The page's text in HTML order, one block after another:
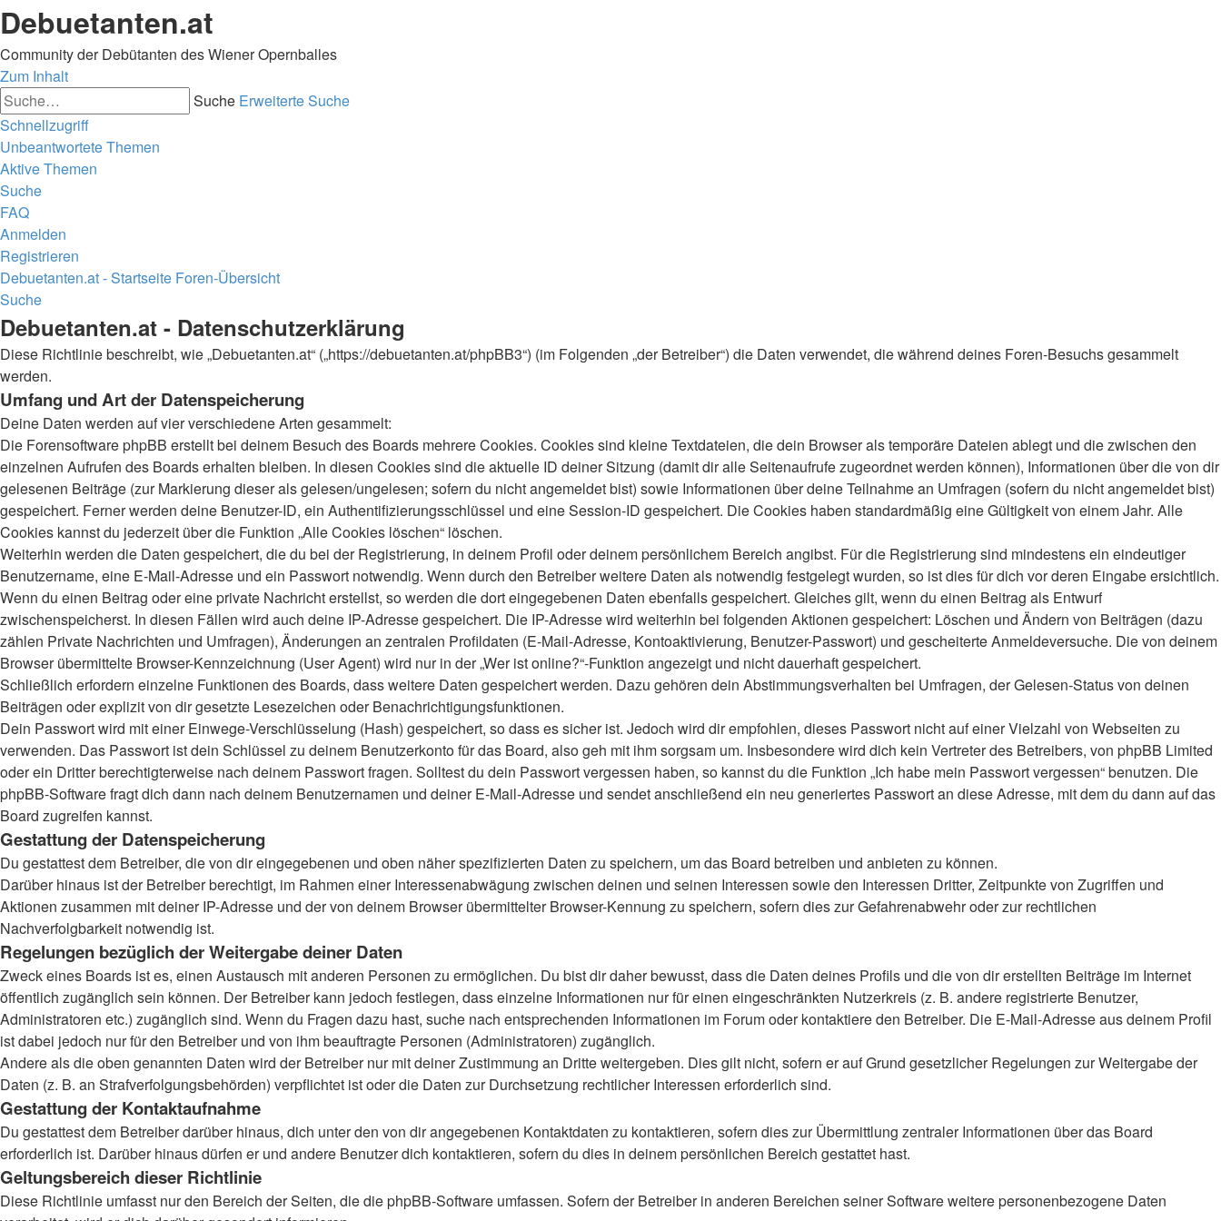
Debuetanten.at
Community der Debütanten des Wiener Opernballes
Zum Inhalt
Suche Erweiterte Suche
Schnellzugriff
Unbeantwortete Themen
Aktive Themen
Suche
FAQ
Anmelden
Registrieren
Debuetanten.at - Startseite Foren-Übersicht
Suche
Debuetanten.at - Datenschutzerklärung
Diese Richtlinie beschreibt, wie „Debuetanten.at“ („https://debuetanten.at/phpBB3“) (im Folgenden „der Betreiber“) die Daten verwendet, die während deines Foren-Besuchs gesammelt
werden.
Umfang und Art der Datenspeicherung
Deine Daten werden auf vier verschiedene Arten gesammelt:
Die Forensoftware phpBB erstellt bei deinem Besuch des Boards mehrere Cookies. Cookies sind kleine Textdateien, die dein Browser als temporäre Dateien ablegt und die zwischen den
einzelnen Aufrufen des Boards erhalten bleiben. In diesen Cookies sind die aktuelle ID deiner Sitzung (damit dir alle Seitenaufrufe zugeordnet werden können), Informationen über die von dir
gelesenen Beiträge (zur Markierung dieser als gelesen/ungelesen; sofern du nicht angemeldet bist) sowie Informationen über deine Teilnahme an Umfragen (sofern du nicht angemeldet bist)
gespeichert. Ferner werden deine Benutzer-ID, ein Authentifizierungsschlüssel und eine Session-ID gespeichert. Die Cookies haben standardmäßig eine Gültigkeit von einem Jahr. Alle
Cookies kannst du jederzeit über die Funktion „Alle Cookies löschen“ löschen.
Weiterhin werden die Daten gespeichert, die du bei der Registrierung, in deinem Profil oder deinem persönlichem Bereich angibst. Für die Registrierung sind mindestens ein eindeutiger
Benutzername, eine E-Mail-Adresse und ein Passwort notwendig. Wenn durch den Betreiber weitere Daten als notwendig festgelegt wurden, so ist dies für dich vor deren Eingabe ersichtlich.
Wenn du einen Beitrag oder eine private Nachricht erstellst, so werden die dort eingegebenen Daten ebenfalls gespeichert. Gleiches gilt, wenn du einen Beitrag als Entwurf
zwischenspeicherst. In diesen Fällen wird auch deine IP-Adresse gespeichert. Die IP-Adresse wird weiterhin bei folgenden Aktionen gespeichert: Löschen und Ändern von Beiträgen (dazu
zählen Private Nachrichten und Umfragen), Änderungen an zentralen Profildaten (E-Mail-Adresse, Kontoaktivierung, Benutzer-Passwort) und gescheiterte Anmeldeversuche. Die von deinem
Browser übermittelte Browser-Kennzeichnung (User Agent) wird nur in der „Wer ist online?“-Funktion angezeigt und nicht dauerhaft gespeichert.
Schließlich erfordern einzelne Funktionen des Boards, dass weitere Daten gespeichert werden. Dazu gehören dein Abstimmungsverhalten bei Umfragen, der Gelesen-Status von deinen
Beiträgen oder explizit von dir gesetzte Lesezeichen oder Benachrichtigungsfunktionen.
Dein Passwort wird mit einer Einwege-Verschlüsselung (Hash) gespeichert, so dass es sicher ist. Jedoch wird dir empfohlen, dieses Passwort nicht auf einer Vielzahl von Webseiten zu
verwenden. Das Passwort ist dein Schlüssel zu deinem Benutzerkonto für das Board, also geh mit ihm sorgsam um. Insbesondere wird dich kein Vertreter des Betreibers, von phpBB Limited
oder ein Dritter berechtigterweise nach deinem Passwort fragen. Solltest du dein Passwort vergessen haben, so kannst du die Funktion „Ich habe mein Passwort vergessen“ benutzen. Die
phpBB-Software fragt dich dann nach deinem Benutzernamen und deiner E-Mail-Adresse und sendet anschließend ein neu generiertes Passwort an diese Adresse, mit dem du dann auf das
Board zugreifen kannst.
Gestattung der Datenspeicherung
Du gestattest dem Betreiber, die von dir eingegebenen und oben näher spezifizierten Daten zu speichern, um das Board betreiben und anbieten zu können.
Darüber hinaus ist der Betreiber berechtigt, im Rahmen einer Interessenabwägung zwischen deinen und seinen Interessen sowie den Interessen Dritter, Zeitpunkte von Zugriffen und
Aktionen zusammen mit deiner IP-Adresse und der von deinem Browser übermittelter Browser-Kennung zu speichern, sofern dies zur Gefahrenabwehr oder zur rechtlichen
Nachverfolgbarkeit notwendig ist.
Regelungen bezüglich der Weitergabe deiner Daten
Zweck eines Boards ist es, einen Austausch mit anderen Personen zu ermöglichen. Du bist dir daher bewusst, dass die Daten deines Profils und die von dir erstellten Beiträge im Internet
öffentlich zugänglich sein können. Der Betreiber kann jedoch festlegen, dass einzelne Informationen nur für einen eingeschränkten Nutzerkreis (z. B. andere registrierte Benutzer,
Administratoren etc.) zugänglich sind. Wenn du Fragen dazu hast, suche nach entsprechenden Informationen im Forum oder kontaktiere den Betreiber. Die E-Mail-Adresse aus deinem Profil
ist dabei jedoch nur für den Betreiber und von ihm beauftragte Personen (Administratoren) zugänglich.
Andere als die oben genannten Daten wird der Betreiber nur mit deiner Zustimmung an Dritte weitergeben. Dies gilt nicht, sofern er auf Grund gesetzlicher Regelungen zur Weitergabe der
Daten (z. B. an Strafverfolgungsbehörden) verpflichtet ist oder die Daten zur Durchsetzung rechtlicher Interessen erforderlich sind.
Gestattung der Kontaktaufnahme
Du gestattest dem Betreiber darüber hinaus, dich unter den von dir angegebenen Kontaktdaten zu kontaktieren, sofern dies zur Übermittlung zentraler Informationen über das Board
erforderlich ist. Darüber hinaus dürfen er und andere Benutzer dich kontaktieren, sofern du dies in deinem persönlichen Bereich gestattet hast.
Geltungsbereich dieser Richtlinie
Diese Richtlinie umfasst nur den Bereich der Seiten, die die phpBB-Software umfassen. Sofern der Betreiber in anderen Bereichen seiner Software weitere personenbezogene Daten